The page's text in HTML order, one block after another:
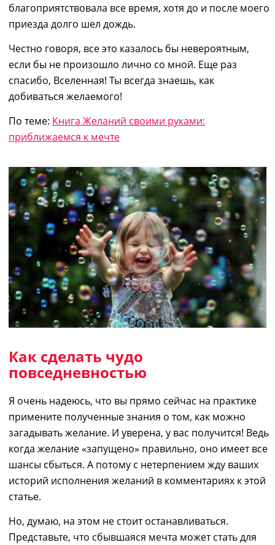
благоприятствовала все время, хотя до и после моего
приезда долго шел дождь.
Честно говоря, все это казалось бы невероятным,
если бы не произошло лично со мной. Еще раз
спасибо, Вселенная! Ты всегда знаешь, как
добиваться желаемого!
По теме: Книга Желаний своими руками:
приближаемся к мечте
Как сделать чудо
повседневностью
Я очень надеюсь, что вы прямо сейчас на практике
примените полученные знания о том, как можно
загадывать желание. И уверена, у вас получится! Ведь
когда желание «запущено» правильно, оно имеет все
шансы сбыться. А потому с нетерпением жду ваших
историй исполнения желаний в комментариях к этой
статье.
Но, думаю, на этом не стоит останавливаться.
Представьте, что сбывшаяся мечта может стать для